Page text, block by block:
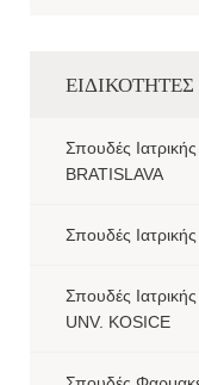
ΕΙΔΙΚΟΤΗΤΕΣ
Σπουδές
BRATISLAVA
Σπουδές
Σπουδές
UNV. KOSICE